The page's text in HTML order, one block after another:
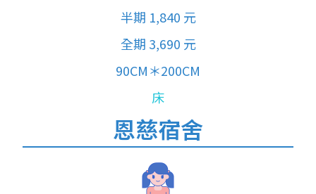
半期 1,840 元
全期 3,690 元
90CM＊200CM
床
恩慈宿舍